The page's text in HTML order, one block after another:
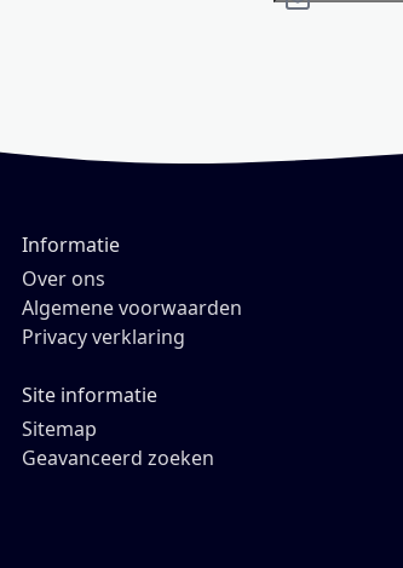
Informatie
Over ons
Algemene voorwaarden
Privacy verklaring
Site informatie
Sitemap
Geavanceerd zoeken